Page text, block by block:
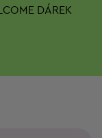
DÁREK